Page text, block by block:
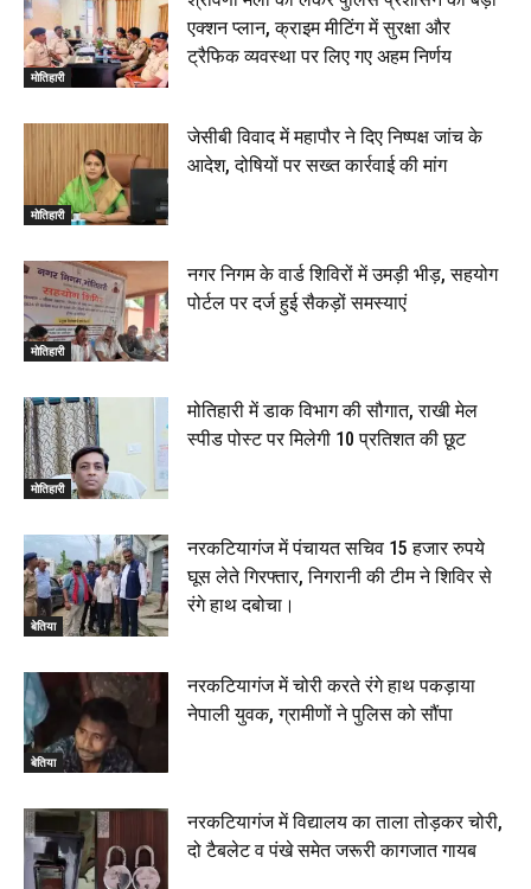
मोतिहारी
एक्शन प्लान, क्राइम मीटिंग में सुरक्षा और
ट्रैफिक व्यवस्था पर लिए गए अहम निर्णय
मोतिहारी
जेसीबी विवाद में महापौर ने दिए निष्पक्ष जांच के
आदेश, दोषियों पर सख्त कार्रवाई की मांग
मोतिहारी
नगर निगम के वार्ड शिविरों में उमड़ी भीड़, सहयोग
पोर्टल पर दर्ज हुई सैकड़ों समस्याएं
मोतिहारी
मोतिहारी में डाक विभाग की सौगात, राखी मेल
स्पीड पोस्ट पर मिलेगी 10 प्रतिशत की छूट
बेतिया
नरकटियागंज में पंचायत सचिव 15 हजार रुपये
घूस लेते गिरफ्तार, निगरानी की टीम ने शिविर से
रंगे हाथ दबोचा।
बेतिया
नरकटियागंज में चोरी करते रंगे हाथ पकड़ाया
नेपाली युवक, ग्रामीणों ने पुलिस को सौंपा
नरकटियागंज में विद्यालय का ताला तोड़कर चोरी,
दो टैबलेट व पंखे समेत जरूरी कागजात गायब